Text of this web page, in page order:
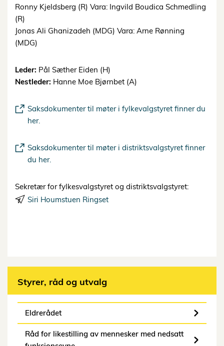
Ronny Kjeldsberg (R) Vara: Ingvild Boudica Schmedling
(R)
Jonas Ali Ghanizadeh (MDG) Vara: Arne Rønning
(MDG)
Leder: Pål Sæther Eiden (H)
Nestleder: Hanne Moe Bjørnbet (A)
Saksdokumenter til møter i fylkevalgstyret finner du
her.
Saksdokumenter til møter i distriktsvalgstyret finner
du her.
Sekretær for fylkesvalgstyret og distriktsvalgstyret:
Siri Houmstuen Ringset
Styrer, råd og utvalg
Eldrerådet
Råd for likestilling av mennesker med nedsatt